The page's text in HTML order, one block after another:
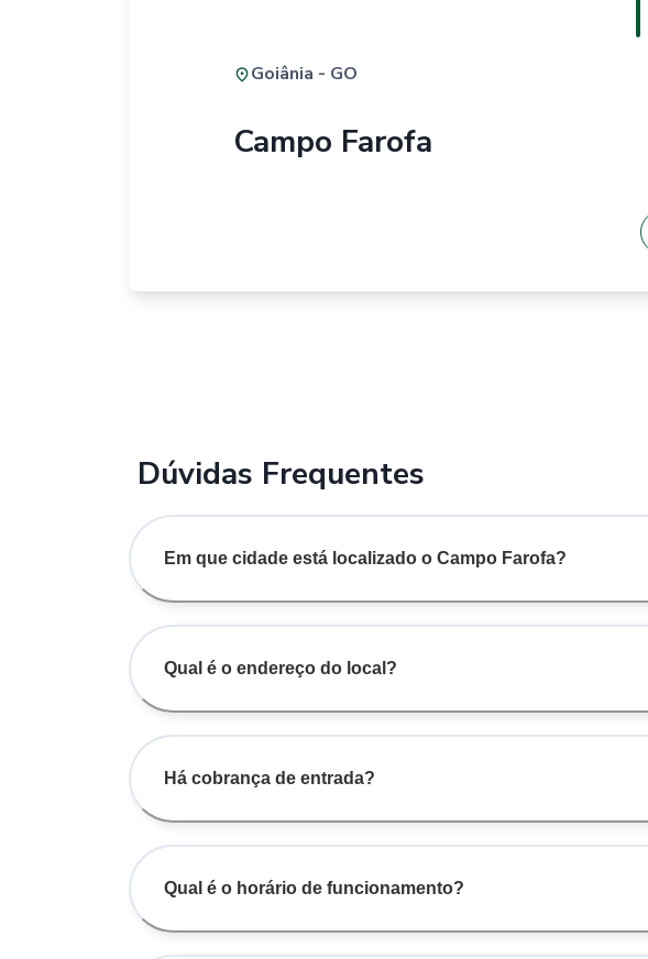
Goiânia - GO
Campo Farofa
Dúvidas Frequentes
Em que cidade está localizado o Campo Farofa?
Qual é o endereço do local?
Há cobrança de entrada?
Qual é o horário de funcionamento?